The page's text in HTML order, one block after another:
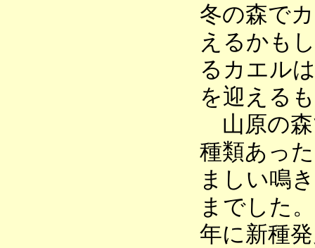
冬の森で
えるかも
るカエル
を迎える
山原の森
種類あっ
ましい鳴
までした
年に新種